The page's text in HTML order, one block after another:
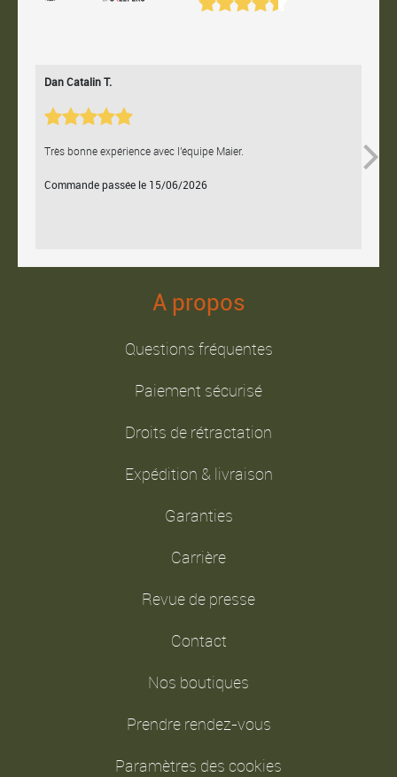
Dan Catalin T.
Très bonne expérience avec l'équipe Maier.
Commande passée le 15/06/2026
A propos
Questions fréquentes
Paiement sécurisé
Droits de rétractation
Expédition & livraison
Garanties
Carrière
Revue de presse
Contact
Nos boutiques
Prendre rendez-vous
Paramètres des cookies